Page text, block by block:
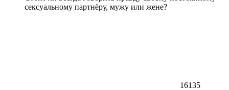
сексуальному партнёру, мужу или жене?
16135